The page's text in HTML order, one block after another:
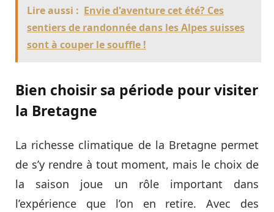
Lire aussi : Envie d'aventure cet été? Ces
sentiers de randonnée dans les Alpes suisses
sont à couper le souffle !
Bien choisir sa période pour visiter
la Bretagne
La richesse climatique de la Bretagne permet
de s’y rendre à tout moment, mais le choix de
la saison joue un rôle important dans
l’expérience que l’on en retire. Avec des